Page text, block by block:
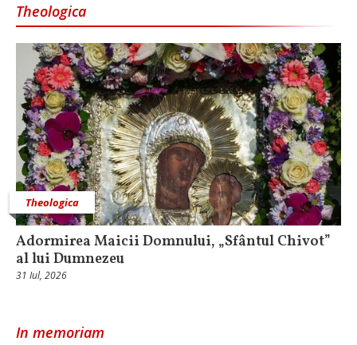
Theologica
Theologica
Adormirea Maicii Domnului, „Sfântul Chivot”
al lui Dumnezeu
31 Iul, 2026
In memoriam